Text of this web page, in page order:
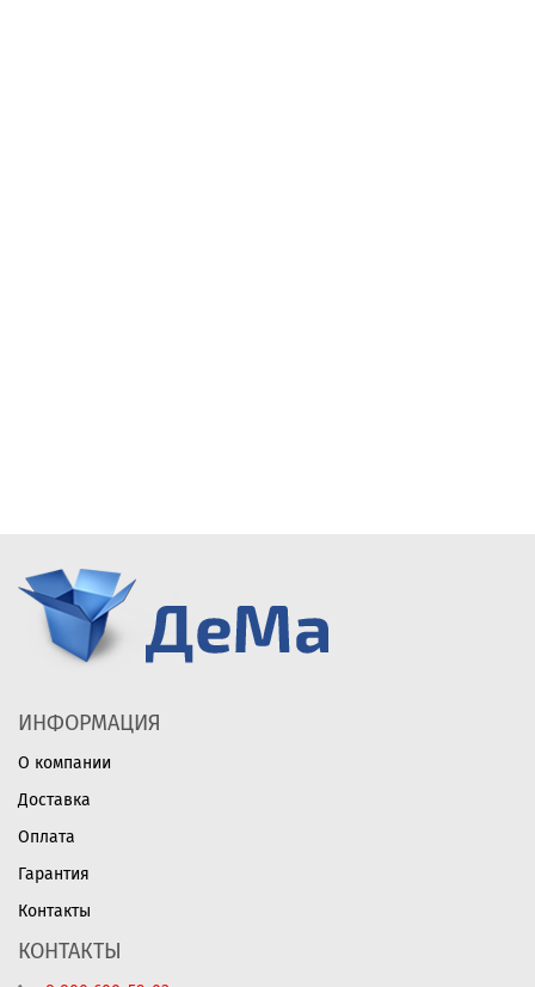
ИНФОРМАЦИЯ
О компании
Доставка
Оплата
Гарантия
Контакты
КОНТАКТЫ